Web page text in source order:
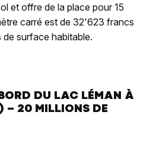
et offre de la place pour 15
carré est de 32'623 francs
surface habitable.
DU LAC LÉMAN À
– 20 MILLIONS DE